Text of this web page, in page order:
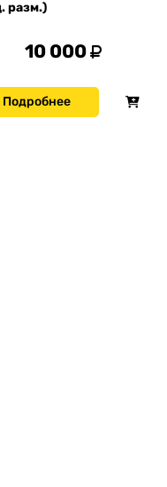
разм.)
10 000
Подробнее